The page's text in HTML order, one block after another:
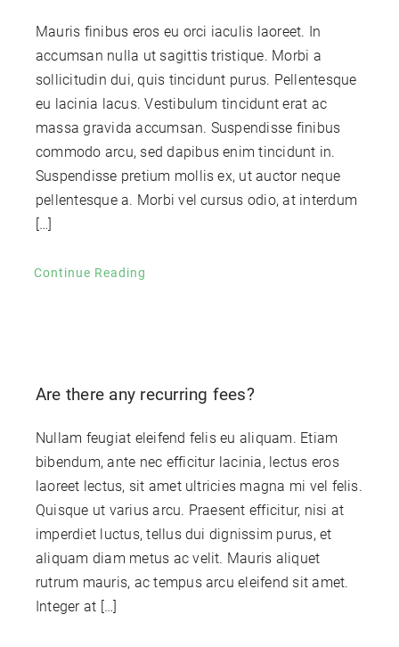
Mauris finibus eros eu orci iaculis laoreet. In
accumsan nulla ut sagittis tristique. Morbi a
sollicitudin dui, quis tincidunt purus. Pellentesque
eu lacinia lacus. Vestibulum tincidunt erat ac
massa gravida accumsan. Suspendisse finibus
commodo arcu, sed dapibus enim tincidunt in.
Suspendisse pretium mollis ex, ut auctor neque
pellentesque a. Morbi vel cursus odio, at interdum
[…]
Continue Reading
Are there any recurring fees?
Nullam feugiat eleifend felis eu aliquam. Etiam
bibendum, ante nec efficitur lacinia, lectus eros
laoreet lectus, sit amet ultricies magna mi vel felis.
Quisque ut varius arcu. Praesent efficitur, nisi at
imperdiet luctus, tellus dui dignissim purus, et
aliquam diam metus ac velit. Mauris aliquet
rutrum mauris, ac tempus arcu eleifend sit amet.
Integer at […]